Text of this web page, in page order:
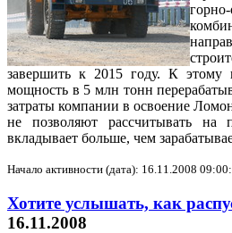
горно-
завершить к 2015 году. К
мощность в 5 млн тонн
затраты компании в освоение
не позволяют рассчитывать на
вкладывает больше, чем
Начало активности (дата): 16.11.2008
Хотите услышать, как
16.11.2008